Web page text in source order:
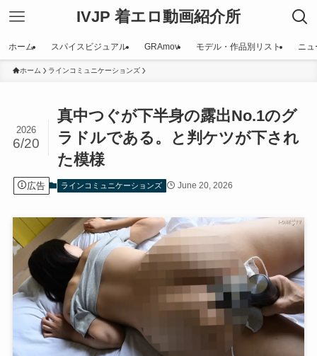
IVJP 着エロ動画紹介所
ホーム スパイスビジュアル GRAmov モデル・作品別リスト ニュ
ホーム ラインコミュニケーションズ
真中つぐが下半身の露出No.1のグ
ラドルである。と判ケツが下され
た模様
2026
6/20
広告 ラインコミュニケーションズ June 20, 2026